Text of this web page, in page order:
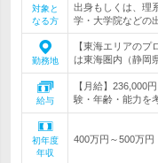
対象と
なる方
出身もしくは、理
学・大学院などの
勤務地
【東海エリアの
は東海圏内（静岡
給与
【月給】236,000
験・年齢・能力を
初年度
年収
400万円～500万円